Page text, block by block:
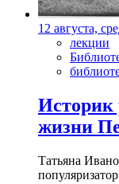
12 августа,
лекции
Историк
жизни
Татьяна